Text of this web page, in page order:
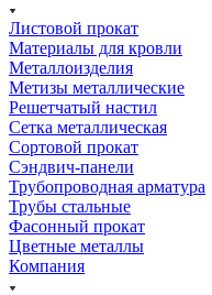
Листовой прокат
Материалы для кровли
Металлоизделия
Метизы металлические
Решетчатый настил
Сетка металлическая
Сортовой прокат
Сэндвич-панели
Трубопроводная арматура
Трубы стальные
Фасонный прокат
Цветные металлы
Компания